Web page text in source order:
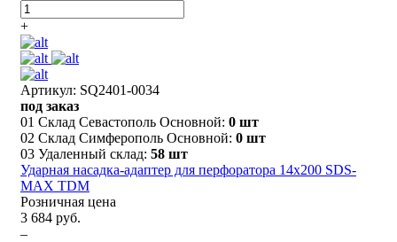
+
Артикул: SQ2401-0034
под заказ
01 Склад Севастополь Основной: 0 шт
02 Склад Симферополь Основной: 0 шт
03 Удаленный склад: 58 шт
Ударная насадка-адаптер для перфоратора 14х200 SDS-
MAX TDM
Розничная цена
3 684 руб.
–